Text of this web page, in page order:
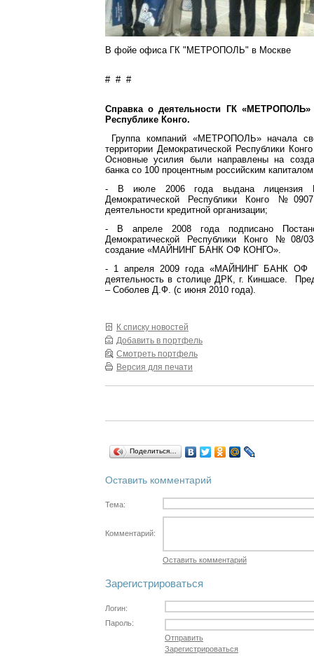
В фойе офиса ГК "МЕТРОПОЛЬ" в Москве
# # #
Справка о деятельности ГК «МЕТРОПОЛЬ»
Республике Конго.
Группа компаний «МЕТРОПОЛЬ» начала
территории Демократической Республики
Основные усилия были направлены на
банка со 100 процентным российским
- В июле 2006 года выдана лицензия
Демократической Республики Конго
деятельности кредитной организации;
- В апреле 2008 года подписано
Демократической Республики Конго №08/
создание «МАЙНИНГ БАНК ОФ КОНГО».
- 1 апреля 2009 года «МАЙНИНГ БАНК ОФ
деятельность в столице ДРК, г. Киншасе.
– Соболев Д.Ф. (с июня 2010 года).
К списку новостей
Добавить в портфель
Смотреть портфель
Версия для печати
Поделиться…
Оставить комментарий
Тема:
Комментарий:
Оставить комментарий
Зарегистрироваться
Логин:
Пароль:
Отправить
Зарегистрироваться